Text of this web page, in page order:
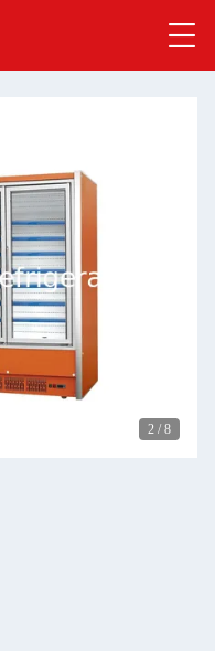
2 / 8